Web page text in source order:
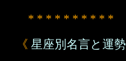
* * * * * * * * * *
《 星座別名言と運勢